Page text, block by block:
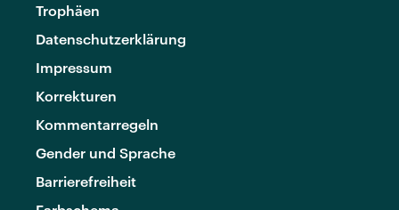
Trophäen
Datenschutzerklärung
Impressum
Korrekturen
Kommentarregeln
Gender und Sprache
Barrierefreiheit